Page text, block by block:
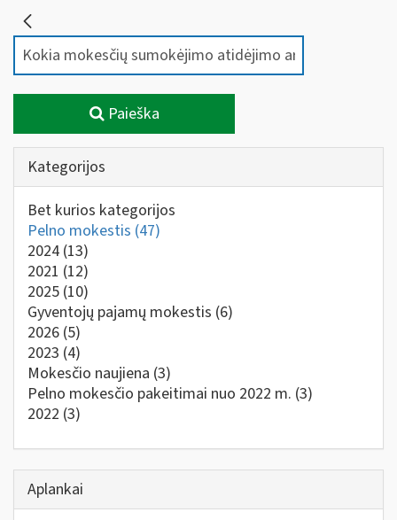
Paieška
Kategorijos
Bet kurios kategorijos
Pelno mokestis (47)
2024 (13)
2021 (12)
2025 (10)
Gyventojų pajamų mokestis (6)
2026 (5)
2023 (4)
Mokesčio naujiena (3)
Pelno mokesčio pakeitimai nuo 2022 m. (3)
2022 (3)
Aplankai